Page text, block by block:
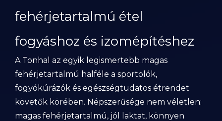
fehérjetartalmú étel
fogyáshoz és izomépítéshez
A Tonhal az egyik legismertebb magas
fehérjetartalmú halféle a sportolók,
fogyókúrázók és egészségtudatos étrendet
követők körében. Népszerűsége nem véletlen:
magas fehérjetartalmú, jól laktat, könnyen